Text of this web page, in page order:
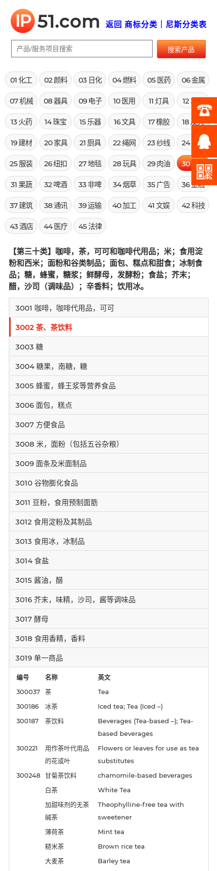
IP 51.com 返回 商标分类｜尼斯分类表
搜索产品
01 化工 02 颜料 03 日化 04 燃料 05 医药 06 金属
07 机械 08 器具 09 电子 10 医用 11 灯具 12 车辆
13 火药 14 珠宝 15 乐器 16 文具 17 橡胶 18 皮具
19 建材 20 家具 21 厨具 22 绳网 23 纱线 24 布料
25 服装 26 纽扣 27 地毯 28 玩具 29 肉油 30 米面
31 果蔬 32 啤酒 33 非啤 34 烟草 35 广告 36 金融
37 建筑 38 通讯 39 运输 40 加工 41 文娱 42 科技
43 酒店 44 医疗 45 法律
【第三十类】咖啡，茶，可可和咖啡代用品；米；食用淀
粉和西米；面粉和谷类制品；面包、糕点和甜食；冰制食
品；糖，蜂蜜，糖浆；鲜酵母，发酵粉；食盐；芥末；
醋，沙司（调味品）；辛香料；饮用冰。
3001 咖啡，咖啡代用品，可可
3002 茶、茶饮料
3003 糖
3004 糖果，南糖，糖
3005 蜂蜜，蜂王浆等营养食品
3006 面包，糕点
3007 方便食品
3008 米，面粉（包括五谷杂粮）
3009 面条及米面制品
3010 谷物膨化食品
3011 豆粉，食用预制面筋
3012 食用淀粉及其制品
3013 食用冰，冰制品
3014 食盐
3015 酱油，醋
3016 芥末，味精，沙司，酱等调味品
3017 酵母
3018 食用香精，香料
3019 单一商品
编号 名称
英文
300037
茶
Tea
300186
冰茶
Iced tea; Tea (Iced –)
300187
茶饮料
Beverages (Tea-based –); Tea-
based beverages
300221
用作茶叶代用品
的花或叶
Flowers or leaves for use as tea
substitutes
300248
甘菊茶饮料
chamomile-based beverages
白茶
White Tea
加甜味剂的无茶
碱茶
Theophylline-free tea with
sweetener
薄荷茶
Mint tea
糙米茶
Brown rice tea
大麦茶
Barley tea